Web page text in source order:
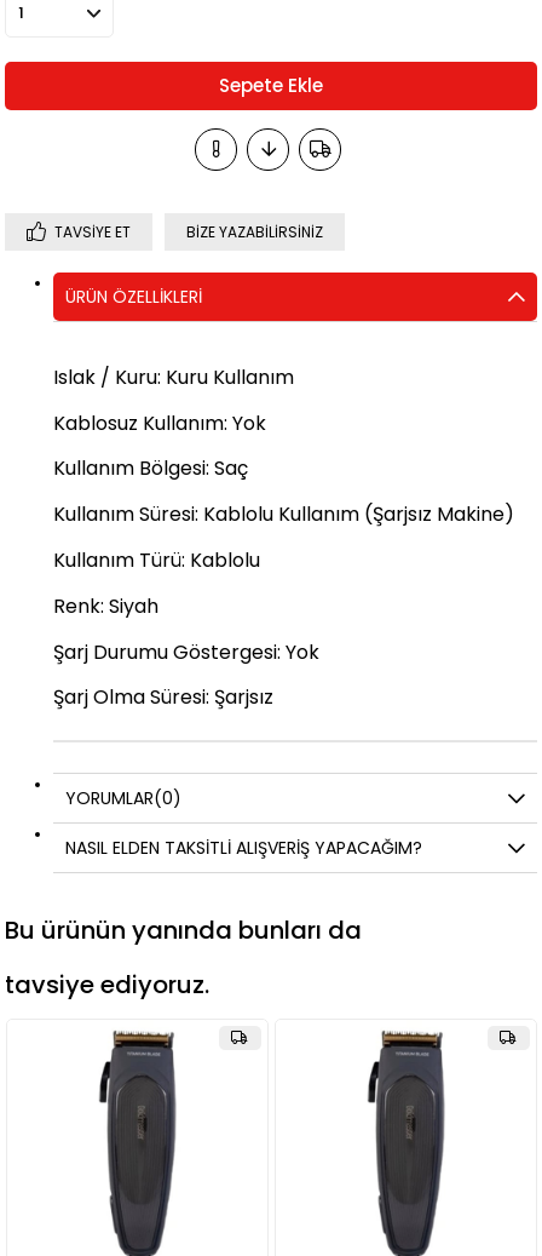
TAVSIYE ET BIZE YAZABILIRSINIZ
ÜRÜN ÖZELLIKLERI
Islak / Kuru: Kuru Kullanım
Kablosuz Kullanım: Yok
Kullanım Bölgesi: Saç
Kullanım Süresi: Kablolu Kullanım (Şarjsız Makine)
Kullanım Türü: Kablolu
Renk: Siyah
Şarj Durumu Göstergesi: Yok
Şarj Olma Süresi: Şarjsız
YORUMLAR(0)
NASIL ELDEN TAKSİTLİ ALIŞVERİŞ YAPACAĞIM?
Bu ürünün yanında bunları da
tavsiye ediyoruz.